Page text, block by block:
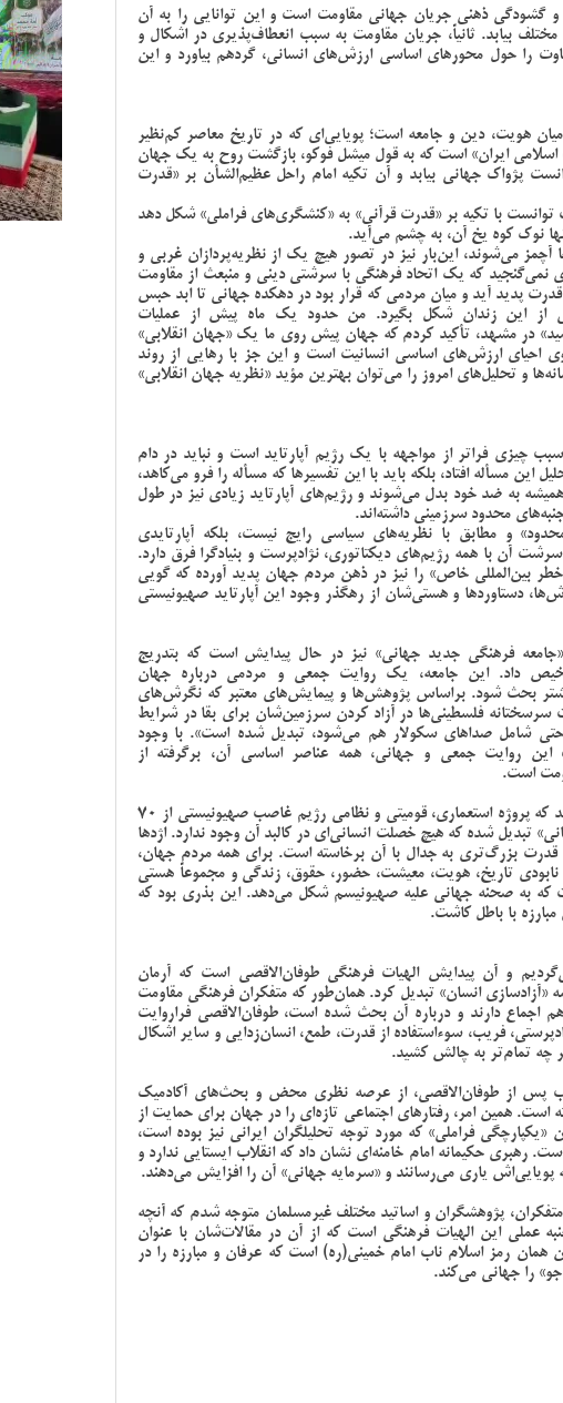
گشودگی ذهنی جریان جهانی مقاومت است و این توانایی را به آن
بیابد. ثانیاً، جریان مقاومت به سبب انعطاف‌پذیری در اشکال و
را حول محورهای اساسی ارزش‌های انسانی، گردهم بیاورد و این
هویت، دین و جامعه است؛ پویایی‌ای که در تاریخ معاصر کم‌نظیر
اسلامی ایران» است که به قول میشل فوکو، بازگشت روح به یک جهان
پژواک جهانی بیابد و آن تکیه امام راحل عظیم‌الشأن بر «قدرت
توانست با تکیه بر «قدرت قرآنی» به «کنشگری‌های فراملی‌» شکل دهد
نوک کوه یخ آن، به چشم می‌آید.
می‌شوند، این‌بار نیز در تصور هیچ یک از نظریه‌پردازان غربی و
نمی‌گنجید که یک اتحاد فرهنگی با سرشتی دینی و منبعث از مقاومت
پدید آید و میان مردمی که قرار بود در دهکده جهانی تا ابد حبس
از این زندان شکل بگیرد. من حدود یک ماه پیش از عملیات
در مشهد، تأکید کردم که جهان پیش‌ روی ما یک «جهان انقلابی»
احیای ارزش‌های اساسی انسانیت است و این جز با رهایی از روند
و تحلیل‌های امروز را می‌توان بهترین مؤید «نظریه جهان انقلابی»
فراتر از مواجهه با یک رژیم آپارتاید است و نباید در دام
مسأله افتاد، بلکه باید با این تفسیرها که مسأله را فرو می‌کاهد،
همیشه به ضد خود بدل می‌شوند و رژیم‌های آپارتاید‌ زیادی نیز در طول
محدود سرزمینی داشته‌اند.
و مطابق با نظریه‌های سیاسی رایج نیست، بلکه آپارتایدی
آن با همه رژیم‌های دیکتاتوری، نژادپرست و بنیادگرا فرق دارد.
خاص» را نیز در ذهن مردم جهان پدید آورده که گویی
دستاوردها و هستی‌‌شان از رهگذر وجود این آپارتاید صهیونیستی
فرهنگی جدید جهانی» نیز در حال پیدایش است که بتدریج
داد. این جامعه، یک روایت جمعی و مردمی درباره جهان
بیشتر بحث شود. براساس پژوهش‌ها و پیمایش‌های معتبر که نگرش‌های
سرسختانه فلسطینی‌ها در آزاد کردن سرزمین‌شان برای بقا در شرایط
شامل صداهای سکولار هم می‌شود، تبدیل شده است». با وجود
این روایت جمعی و جهانی، همه عناصر اساسی‌ آن، برگرفته از
است.
امروزه جهان با آگاهی کامل می‌داند و می‌بیند که پروژه استعماری، قومیتی و نظامی رژیم غاصب صهیونیستی از 70
تبدیل شده که هیچ خصلت انسانی‌ای در کالبد آن وجود ندارد. اژدها
قدرت بزرگ‌تری به جدال با آن برخاسته است. برای همه مردم جهان،
تاریخ، هویت، معیشت، حضور، حقوق، زندگی و مجموعاً هستی
که به صحنه جهانی علیه صهیونیسم شکل می‌دهد. این بذری بود که
با باطل کاشت.
و آن پیدایش الهیات فرهنگی طوفان‌الاقصی است که آرمان
«آزادسازی انسان» تبدیل کرد. همان‌طور که متفکران فرهنگی مقاومت
اجماع دارند و درباره آن بحث شده است، طوفان‌الاقصی فراروایت
فریب، سوءاستفاده از قدرت، طمع، انسان‌زدایی و سایر اشکال
چه تمام‌تر به چالش کشید.
غرب پس از طوفان‌الاقصی، از عرصه نظری محض و بحث‌های آکادمیک
همین امر، رفتارهای اجتماعی تازه‌ای را در جهان برای حمایت از
فراملی» که مورد توجه تحلیلگران ایرانی نیز بوده است،
رهبری حکیمانه امام خامنه‌ای نشان داد که انقلاب ایستایی ندارد و
پویایی‌اش یاری می‌رسانند و «سرمایه جهانی» آن را افزایش می‌دهند.
پژوهشگران و اساتید مختلف غیرمسلمان متوجه شدم که آنچه
عملی این الهیات فرهنگی است که از آن در مقالات‌شان با عنوان
همان رمز اسلام ناب امام خمینی(ره) است که عرفان و مبارزه را در
را جهانی می‌کند.